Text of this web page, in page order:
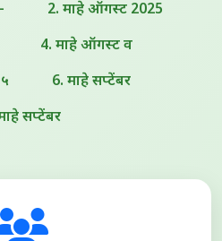
2. माहे ऑगस्ट 2025
4. माहे ऑगस्ट व
6. माहे सप्टेंबर
सप्टेंबर